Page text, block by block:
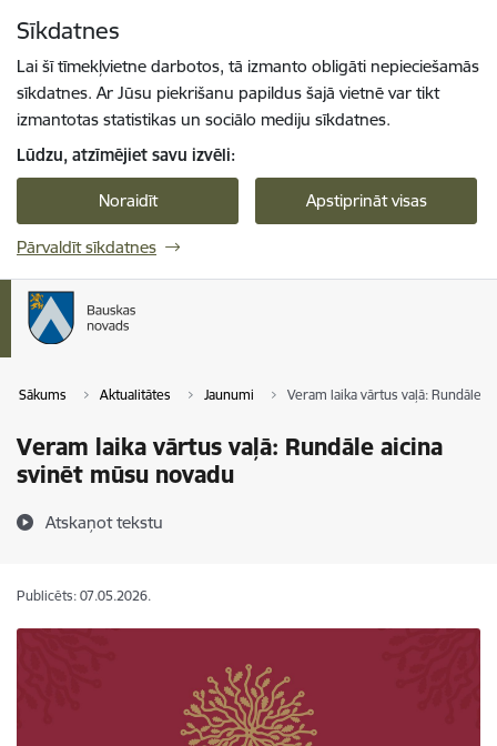
Sīkdatnes
Lai šī tīmekļvietne darbotos, tā izmanto obligāti nepieciešamās
sīkdatnes. Ar Jūsu piekrišanu papildus šajā vietnē var tikt
izmantotas statistikas un sociālo mediju sīkdatnes.
Lūdzu, atzīmējiet savu izvēli:
Noraidīt Apstiprināt visas
Pārvaldīt sīkdatnes
Sākums Aktualitātes Jaunumi Veram laika vārtus vaļā: Rundāle
Veram laika vārtus vaļā: Rundāle aicina
svinēt mūsu novadu
Atskaņot tekstu
Publicēts: 07.05.2026.